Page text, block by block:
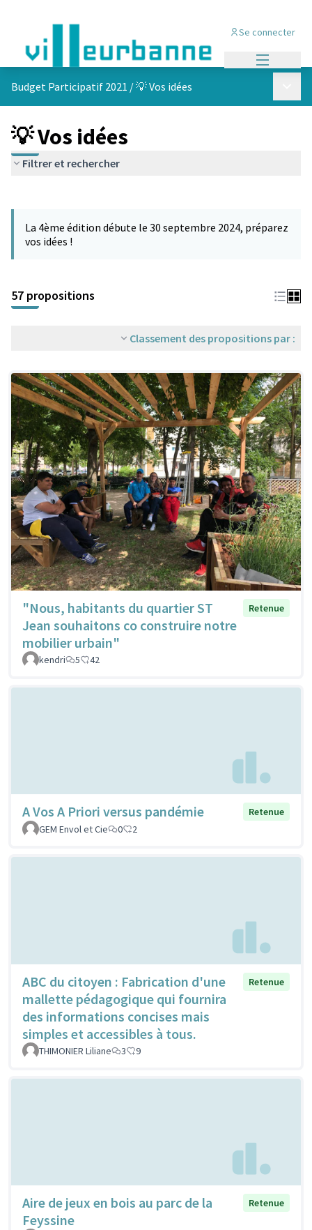
Se connecter
Budget Participatif 2021 /💡 Vos idées
💡 Vos idées
Filtrer et rechercher
La 4ème édition débute le 30 septembre 2024, préparez
vos idées !
57 propositions
Classement des propositions par :
"Nous, habitants du quartier ST
Jean souhaitons co construire notre
mobilier urbain"
Retenue
kendri 5 42
A Vos A Priori versus pandémie
Retenue
GEM Envol et Cie
0 2
ABC du citoyen : Fabrication d'une
mallette pédagogique qui fournira
des informations concises mais
simples et accessibles à tous.
Retenue
THIMONIER Liliane 3 9
Aire de jeux en bois au parc de la
Feyssine
Retenue